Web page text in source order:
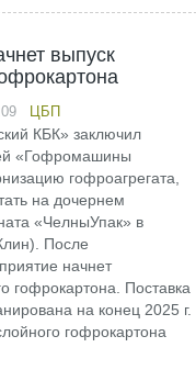
выпуск
ЦБП
КБК» заключил
«Гофромашины
гофроагрегата,
на дочернем
«ЧелныУпак» в
После
начнет
гофрокартона. Поставка
на конец 2025 г.
гофрокартона